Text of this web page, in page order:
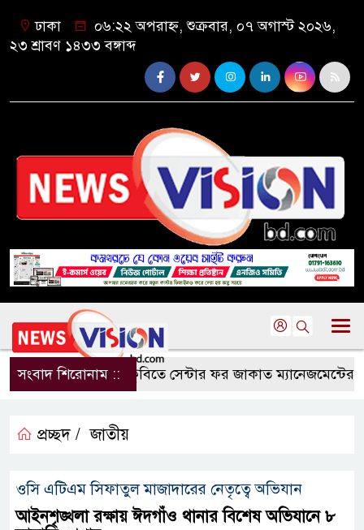
ঢাকা
০৬:২২ অপরাহ্ন, শুক্রবার, ০৭ অগাস্ট ২০২৬,
২৩ শ্রাবণ ১৪৩৩ বঙ্গাব্দ
সংবাদ শিরোনাম ::কুবিতে সেন্টার ফর জাকাত ম্যানেজমেন্টের
প্রচ্ছদ / জাতীয়
ওসি এটিএম সিফাতুল মাজাদারের নেতৃত্বে অভিযান
আইনশৃঙ্খলা রক্ষায় ঈদগাঁও থানার বিশেষ অভিযানে ৮